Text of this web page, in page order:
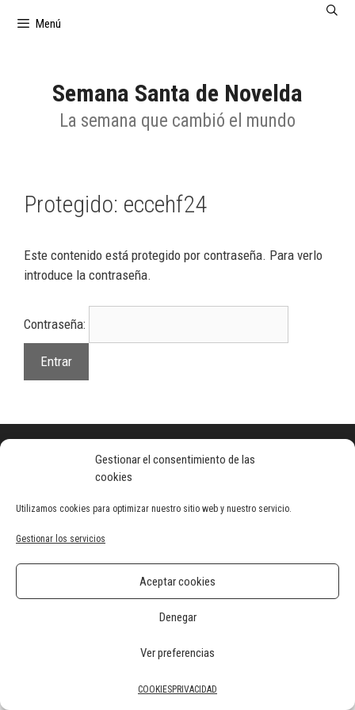
Gestionar el consentimiento de las
cookies
Utilizamos cookies para optimizar nuestro sitio web y nuestro servicio.
Gestionar los servicios
Aceptar cookies
Denegar
Ver preferencias
COOKIESPRIVACIDAD
Menú
Semana Santa de Novelda
La semana que cambió el mundo
Protegido: eccehf24
Este contenido está protegido por contraseña. Para verlo
introduce la contraseña.
Contraseña: